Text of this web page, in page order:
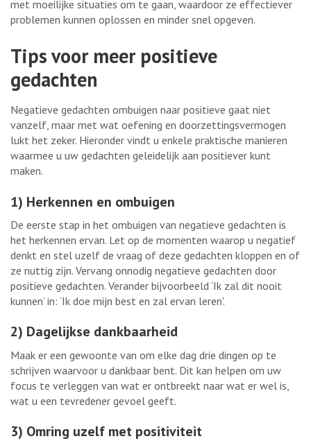
met moeilijke situaties om te gaan, waardoor ze effectiever
problemen kunnen oplossen en minder snel opgeven.
Tips voor meer positieve
gedachten
Negatieve gedachten ombuigen naar positieve gaat niet
vanzelf, maar met wat oefening en doorzettingsvermogen
lukt het zeker. Hieronder vindt u enkele praktische manieren
waarmee u uw gedachten geleidelijk aan positiever kunt
maken.
1) Herkennen en ombuigen
De eerste stap in het ombuigen van negatieve gedachten is
het herkennen ervan. Let op de momenten waarop u negatief
denkt en stel uzelf de vraag of deze gedachten kloppen en of
ze nuttig zijn. Vervang onnodig negatieve gedachten door
positieve gedachten. Verander bijvoorbeeld ‘Ik zal dit nooit
kunnen’ in: ‘Ik doe mijn best en zal ervan leren'.
2) Dagelijkse dankbaarheid
Maak er een gewoonte van om elke dag drie dingen op te
schrijven waarvoor u dankbaar bent. Dit kan helpen om uw
focus te verleggen van wat er ontbreekt naar wat er wel is,
wat u een tevredener gevoel geeft.
3) Omring uzelf met positiviteit